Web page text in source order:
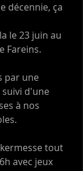
décennie, ça
le 23 juin au
Fareins.
par une
d'une
à nos
tout
avec jeux